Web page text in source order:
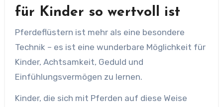
für Kinder so wertvoll ist
Pferdeflüstern ist mehr als eine besondere
Technik – es ist eine wunderbare Möglichkeit für
Kinder, Achtsamkeit, Geduld und
Einfühlungsvermögen zu lernen.
Kinder, die sich mit Pferden auf diese Weise